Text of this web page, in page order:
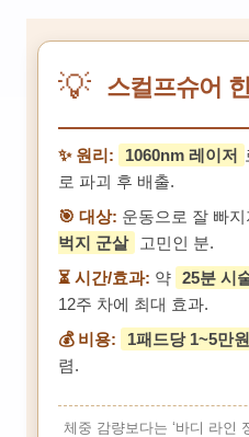
💡 스컬프슈어
✨ 원리: 1060nm 레이저
로 파괴 후 배출.
🎯 대상: 운동으로 잘 빠
벅지 군살
고민인 분.
⏳ 시간/효과: 약 25분 시
12주 차에 최대 효과.
💰 비용:
1패드당 1~5만원
렴.
체중 감량보다는 ‘바디 라인